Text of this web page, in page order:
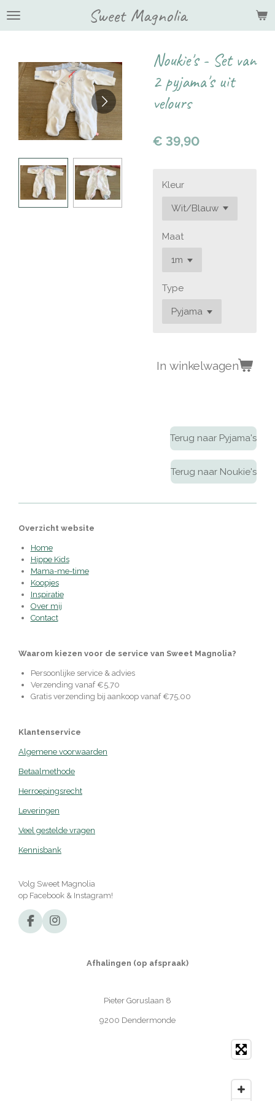
Ga
hoofdinhoud
Sweet Magnolia
Noukie's - Set van
2 pyjama's uit
velours
€ 39,90
Kleur
Maat
Type
In winkelwagen
Terug naar Pyjama's
Terug naar Noukie's
Overzicht website
Home
Hippe Kids
Mama-me-time
Koopjes
Inspiratie
Over mij
Contact
Waarom kiezen voor de service van Sweet Magnolia?
Persoonlijke service & advies
Verzending vanaf €5,70
Gratis verzending bij aankoop vanaf €75,00
Klantenservice
Algemene voorwaarden
Betaalmethode
Herroepingsrecht
Leveringen
Veel gestelde vragen
Kennisbank
Volg Sweet Magnolia
op Facebook & Instagram!
F
a
I
n
Afhalingen (op afspraak)
Pieter Goruslaan 8
9200 Dendermonde